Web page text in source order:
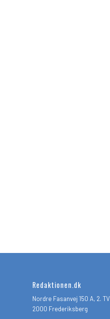
Redaktionen.dk
Nordre Fasanvej 150 A, 2. TV
2000 Frederiksberg